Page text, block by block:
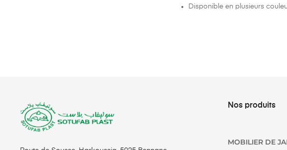
Disponible en plusieurs
Nos produits
MOBILIER DE